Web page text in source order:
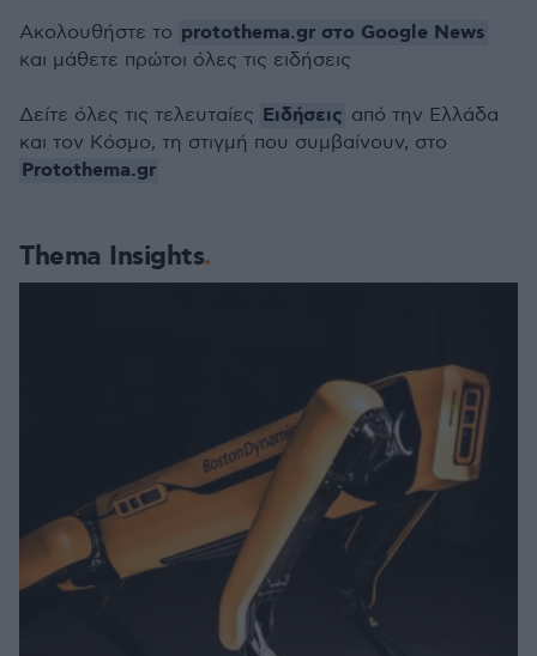
Thema Insights
Ακολουθήστε το protothema.gr στο Google News
και μάθετε πρώτοι όλες τις ειδήσεις
Δείτε όλες τις τελευταίες Ειδήσεις από την Ελλάδα
και τον Κόσμο, τη στιγμή που συμβαίνουν, στο
Protothema.gr